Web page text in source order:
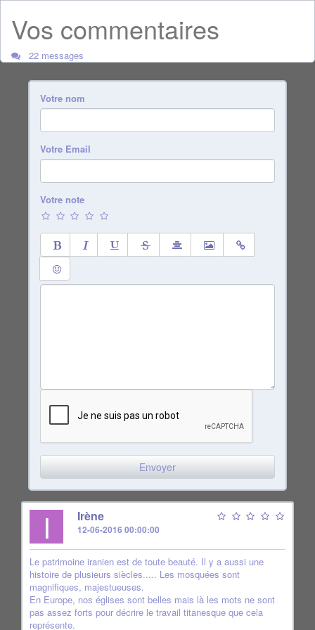
Vos commentaires
22 messages
Votre nom
Votre Email
Votre note
I Irène
12-06-2016 00:00:00
Le patrimoine iranien est de toute beauté. Il y a aussi une
histoire de plusieurs siècles..... Les mosquées sont
magnifiques, majestueuses.
En Europe, nos églises sont belles mais là les mots ne sont
pas assez forts pour décrire le travail titanesque que cela
représente.